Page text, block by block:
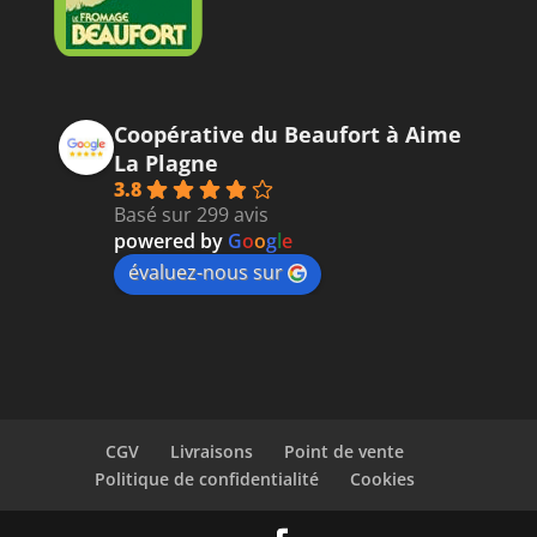
Coopérative du Beaufort à Aime
La Plagne
3.8
Basé sur 299 avis
powered by Google
évaluez-nous sur
CGV Livraisons
Point de vente
Politique de confidentialité
Cookies